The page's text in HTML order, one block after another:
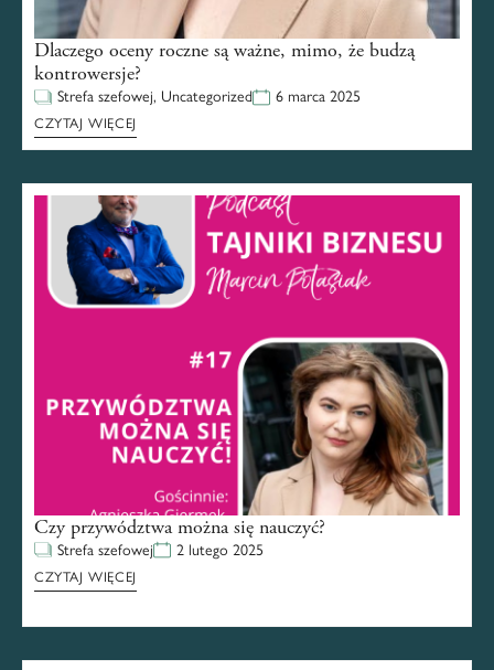
Dlaczego oceny roczne są ważne, mimo, że budzą
kontrowersje?
Strefa szefowej, Uncategorized 6 marca 2025
CZYTAJ WIĘCEJ
Czy przywództwa można się nauczyć?
Strefa szefowej 2 lutego 2025
CZYTAJ WIĘCEJ